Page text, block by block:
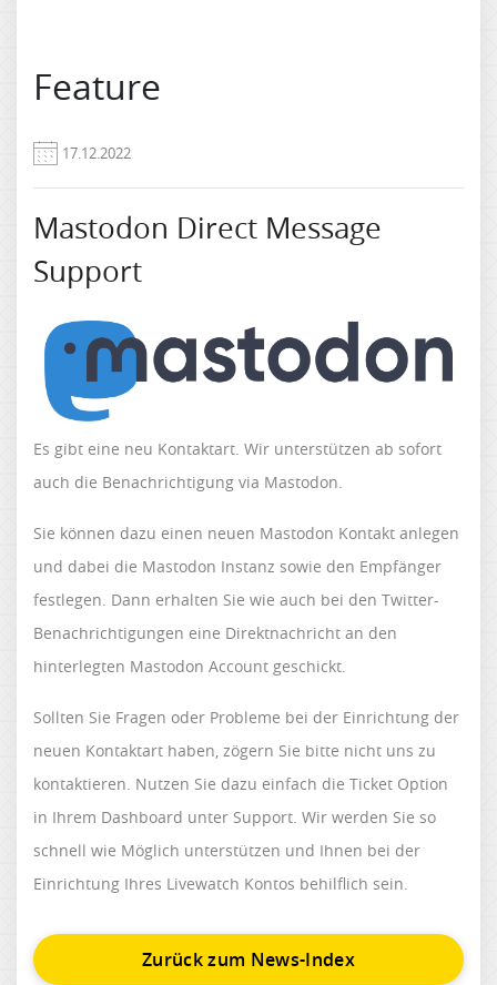
Feature
17.12.2022
Mastodon Direct Message
Support
Es gibt eine neu Kontaktart. Wir unterstützen ab sofort
auch die Benachrichtigung via Mastodon.
Sie können dazu einen neuen Mastodon Kontakt anlegen
und dabei die Mastodon Instanz sowie den Empfänger
festlegen. Dann erhalten Sie wie auch bei den Twitter-
Benachrichtigungen eine Direktnachricht an den
hinterlegten Mastodon Account geschickt.
Sollten Sie Fragen oder Probleme bei der Einrichtung der
neuen Kontaktart haben, zögern Sie bitte nicht uns zu
kontaktieren. Nutzen Sie dazu einfach die Ticket Option
in Ihrem Dashboard unter Support. Wir werden Sie so
schnell wie Möglich unterstützen und Ihnen bei der
Einrichtung Ihres Livewatch Kontos behilflich sein.
Zurück zum News-Index